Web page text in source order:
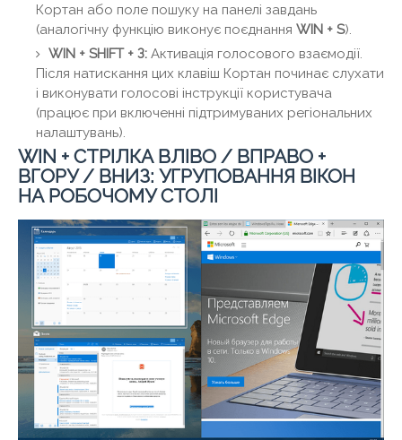
Кортан або поле пошуку на панелі завдань
(аналогічну функцію виконує поєднання WIN + S).
WIN + SHIFT + З: Активація голосового взаємодії.
Після натискання цих клавіш Кортан починає слухати
і виконувати голосові інструкції користувача
(працює при включенні підтримуваних регіональних
налаштувань).
WIN + СТРІЛКА ВЛІВО / ВПРАВО +
ВГОРУ / ВНИЗ: УГРУПОВАННЯ ВІКОН
НА РОБОЧОМУ СТОЛІ